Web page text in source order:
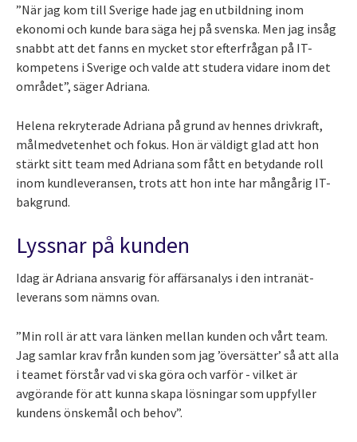
”När jag kom till Sverige hade jag en utbildning inom
ekonomi och kunde bara säga hej på svenska. Men jag insåg
snabbt att det fanns en mycket stor efterfrågan på IT-
kompetens i Sverige och valde att studera vidare inom det
området”, säger Adriana.
Helena rekryterade Adriana på grund av hennes drivkraft,
målmedvetenhet och fokus. Hon är väldigt glad att hon
stärkt sitt team med Adriana som fått en betydande roll
inom kundleveransen, trots att hon inte har mångårig IT-
bakgrund.
Lyssnar på kunden
Idag är Adriana ansvarig för affärsanalys i den intranät-
leverans som nämns ovan.
”Min roll är att vara länken mellan kunden och vårt team.
Jag samlar krav från kunden som jag ’översätter’ så att alla
i teamet förstår vad vi ska göra och varför - vilket är
avgörande för att kunna skapa lösningar som uppfyller
kundens önskemål och behov”.